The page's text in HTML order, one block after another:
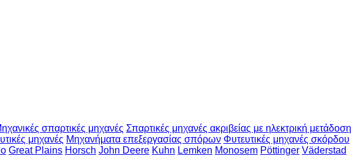
σπαρτικές μηχανές Σπαρτικές μηχανές ακριβείας με ηλεκτρική μετάδοση
μηχανές Μηχανήματα επεξεργασίας σπόρων Φυτευτικές μηχανές σκόρδου
Great Plains Horsch John Deere Kuhn Lemken Monosem Pöttinger Väderstad